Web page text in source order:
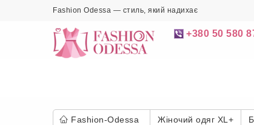
Fashion Odessa — стиль, який надихає
+380 50 580
Fashion-Odessa Жіночий одяг XL+